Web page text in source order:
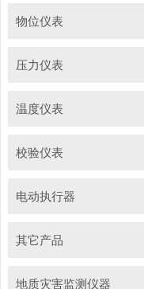
物位仪表
压力仪表
温度仪表
校验仪表
电动执行器
其它产品
地质灾害监测仪器